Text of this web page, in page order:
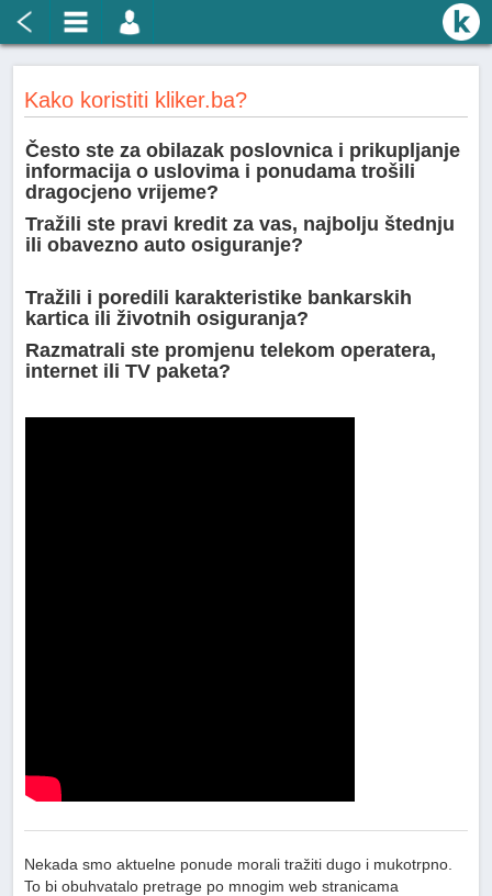
Kako koristiti kliker.ba?
Često ste za obilazak poslovnica i prikupljanje
informacija o uslovima i ponudama trošili
dragocjenovrijeme?
Tražili ste pravi kredit za vas, najbolju štednju
ili obavezno auto osiguranje?
Tražili i poredili karakteristike bankarskih
kartica ili životnih osiguranja?
Razmatrali ste promjenu telekom operatera,
internet ili TV paketa?
Nekada smo aktuelne ponude morali tražiti dugo i mukotrpno.
To bi obuhvatalo pretrage po mnogim web stranicama